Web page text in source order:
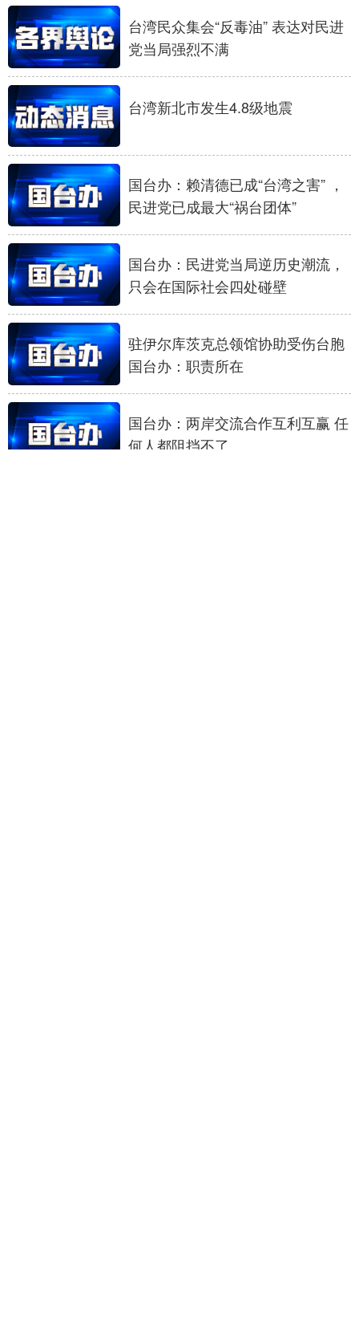
台湾民众集会“反毒油” 表达对民进
党当局强烈不满
台湾新北市发生4.8级地震
国台办：赖清德已成“台湾之害” ，
民进党已成最大“祸台团体”
国台办：民进党当局逆历史潮流，
只会在国际社会四处碰壁
驻伊尔库茨克总领馆协助受伤台胞
国台办：职责所在
国台办：两岸交流合作互利互赢 任
何人都阻挡不了